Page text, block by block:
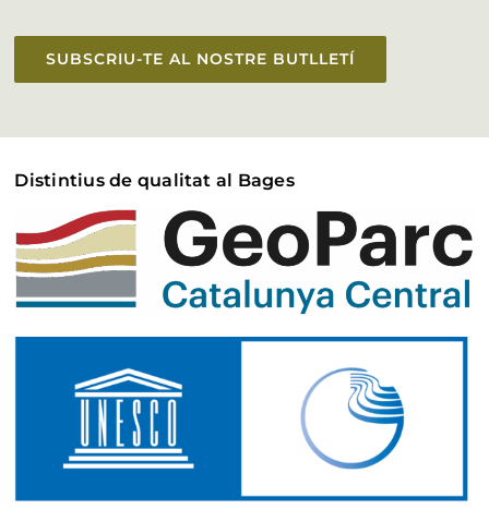
SUBSCRIU-TE AL NOSTRE BUTLLETÍ
Distintius de qualitat al Bages